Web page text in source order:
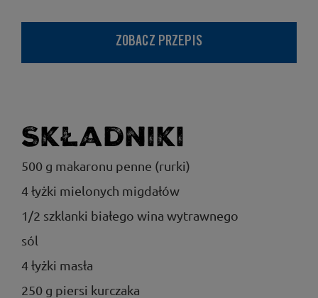
ZOBACZ PRZEPIS
Składniki
500 g makaronu penne (rurki)
4 łyżki mielonych migdałów
1/2 szklanki białego wina wytrawnego
sól
4 łyżki masła
250 g piersi kurczaka